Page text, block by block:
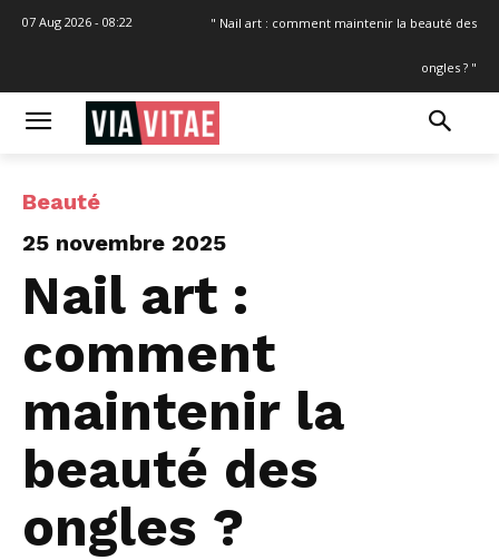
07 Aug 2026 - 08:22 " Nail art : comment maintenir la beauté des
ongles ? "
Beauté
25 novembre 2025
Nail art :
comment
maintenir la
beauté des
ongles ?